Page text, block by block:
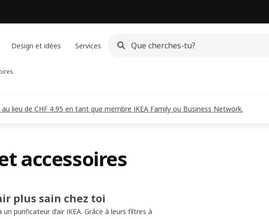
Design et idées Services
lieu de CHF 4.95 en tant que membre IKEA Family ou Business Network.
accessoires
plus sain chez toi
purificateur d’air IKEA. Grâce à leurs filtres à